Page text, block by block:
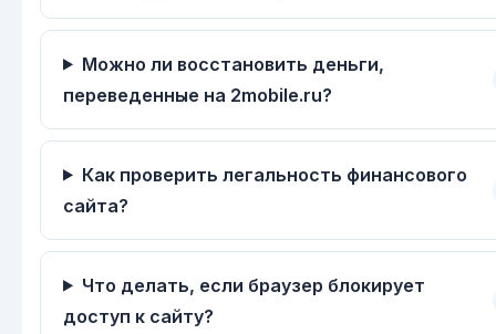
Можно ли восстановить деньги,
переведенные на 2mobile.ru?
Как проверить легальность финансового
сайта?
Что делать, если браузер блокирует
доступ к сайту?